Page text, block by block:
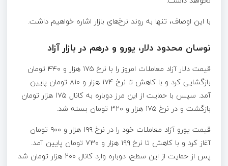
با این اوصاف، تنها به روند نرخ‌های بازار اشاره خواهیم داشت.
نوسان محدود دلار، یورو و درهم در بازار آزاد
قیمت دلار آزاد معاملات امروز را با نرخ ۱۷۵ هزار و ۴۴۰ تومان
بازگشایی کرد و با کاهش تا نرخ ۱۷۴ هزار و ۸۱۰ تومان پایین
آمد. سپس با حمایت از این مرز دوباره به کانال ۱۷۵ هزار تومان
بازگشت و در نرخ ۱۷۵ هزار و ۳۲۰ تومان بسته شد.
قیمت یورو آزاد معاملات خود را در نرخ ۱۹۹ هزار و ۹۰۰ تومان
آغاز کرد و با کاهش تا نرخ ۱۹۹ هزار و ۷۳۰ تومان پایین آمد.
پس از حمایت از این سطح، دوباره وارد کانال ۲۰۰ هزار تومان شد